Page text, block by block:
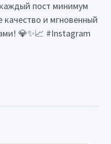
пост минимум
и мгновенный
💎✨📈 #Instagram